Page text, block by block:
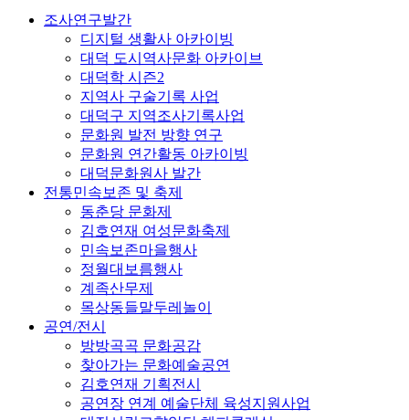
조사연구발간
디지털 생활사 아카이빙
대덕 도시역사문화 아카이브
대덕학 시즌2
지역사 구술기록 사업
대덕구 지역조사기록사업
문화원 발전 방향 연구
문화원 연간활동 아카이빙
대덕문화원사 발간
전통민속보존 및 축제
동춘당 문화제
김호연재 여성문화축제
민속보존마을행사
정월대보름행사
계족산무제
목상동들말두레놀이
공연/전시
방방곡곡 문화공감
찾아가는 문화예술공연
김호연재 기획전시
공연장 연계 예술단체 육성지원사업